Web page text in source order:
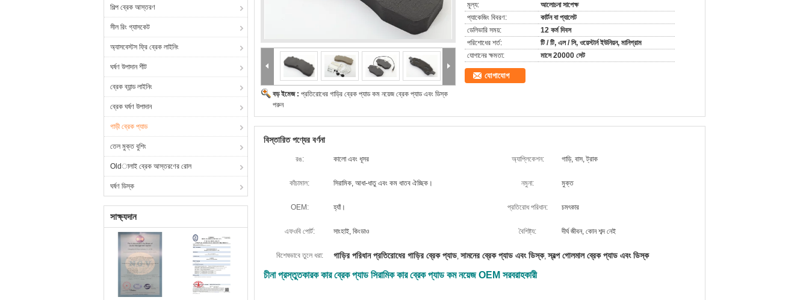
শিল্প ব্রেক আস্তরণ
সীল রিং গ্যাসকেট
অ্যাসবেস্টস ফ্রি ব্রেক লাইনিং
ঘর্ষণ উপাদান শীট
ব্রেক ব্যান্ড লাইনিং
ব্রেক ঘর্ষণ উপাদান
গাড়ী ব্রেক প্যাড
তেল মুক্ত বুশিং
Oldালাই ব্রেক আস্তরণের রোল
ঘর্ষণ ডিস্ক
সাক্ষ্যদান
বড় ইমেজ : প্রতিরোধের গাড়ির ব্রেক প্যাড কম নয়েজ ব্রেক প্যাড এবং ডিস্ক
পরুন
মূল্য:
আলোচনা সাপেক্ষ
প্যাকেজিং বিবরণ:
কার্টন বা প্যালেট
ডেলিভারি সময়:
12 কর্ম দিবস
পরিশোধের শর্ত:
টি / টি, এল / সি, ওয়েস্টার্ন ইউনিয়ন, মানিগ্রাম
যোগানের ক্ষমতা:
মাসে 20000 সেট
যোগাযোগ
বিস্তারিত পণ্যের বর্ণনা
রঙ: কালো এবং ধূসর অ্যাপ্লিকেশন: গাড়ি, বাস, ট্রাক
কাঁচামাল: সিরামিক, আধা-ধাতু এবং কম ধাতব ঐচ্ছিক। নমুনা: মুক্ত
OEM: হ্যাঁ। প্রতিরোধ পরিধান: চমৎকার
এফওবি পোর্ট: সাংহাই, কিংডাও বৈশিষ্ট্য: দীর্ঘ জীবন, কোন শব্দ নেই
বিশেষভাবে তুলে ধরা: গাড়ির পরিধান প্রতিরোধের গাড়ির ব্রেক প্যাড, সামনের ব্রেক প্যাড এবং ডিস্ক,স্বল্প গোলমাল ব্রেক প্যাড এবং ডিস্ক
চীনা প্রস্তুতকারক কার ব্রেক প্যাড সিরামিক কার ব্রেক প্যাড কম নয়েজ OEM সরবরাহকারী